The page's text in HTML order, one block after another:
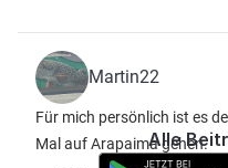
Martin22
Für mich persönlich ist es
Mal auf Arapaima gehen.
Alle